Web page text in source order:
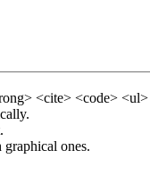
<cite> <code>
ones.